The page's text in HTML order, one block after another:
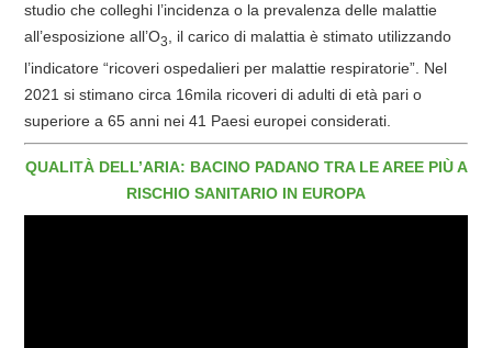
studio che colleghi l’incidenza o la prevalenza delle malattie
all’esposizione all’O3, il carico di malattia è stimato utilizzando
l’indicatore “ricoveri ospedalieri per malattie respiratorie”. Nel
2021 si stimano circa 16mila ricoveri di adulti di età pari o
superiore a 65 anni nei 41 Paesi europei considerati.
QUALITÀ DELL’ARIA: BACINO PADANO TRA LE AREE PIÙ A
RISCHIO SANITARIO IN EUROPA